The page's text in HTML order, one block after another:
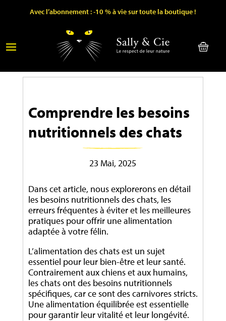
Avec l’abonnement : -10 % à vie sur toute la boutique !
Comprendre les besoins
nutritionnels des chats
23 Mai, 2025
Dans cet article, nous explorerons en détail
les besoins nutritionnels des chats, les
erreurs fréquentes à éviter et les meilleures
pratiques pour offrir une alimentation
adaptée à votre félin.
L’alimentation des chats est un sujet
essentiel pour leur bien-être et leur santé.
Contrairement aux chiens et aux humains,
les chats ont des besoins nutritionnels
spécifiques, car ce sont des carnivores stricts.
Une alimentation équilibrée est essentielle
pour garantir leur vitalité et leur longévité.